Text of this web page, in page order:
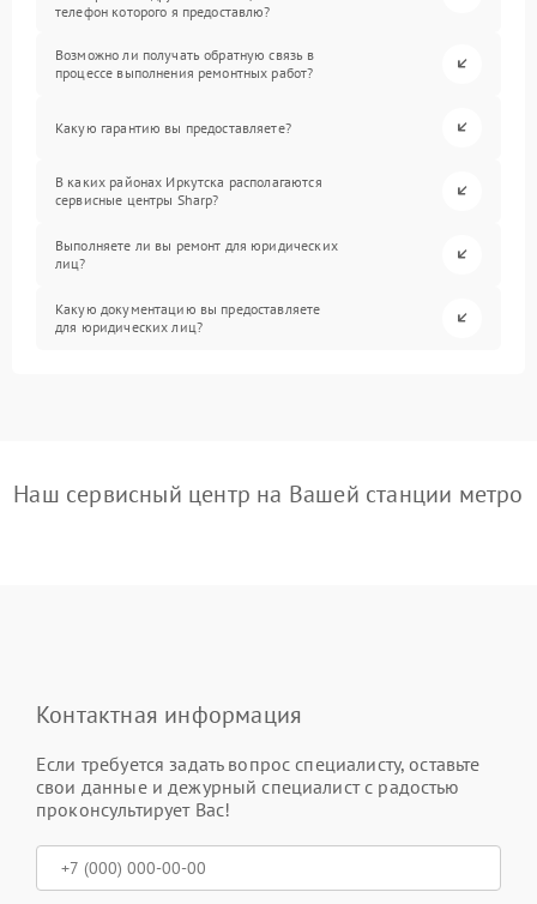
телефон которого я предоставлю?
Возможно ли получать обратную связь в
процессе выполнения ремонтных работ?
Какую гарантию вы предоставляете?
В каких районах Иркутска располагаются
сервисные центры Sharp?
Выполняете ли вы ремонт для юридических
лиц?
Какую документацию вы предоставляете
для юридических лиц?
Наш сервисный центр на Вашей станции метро
Контактная информация
Если требуется задать вопрос специалисту, оставьте
свои данные и дежурный специалист с радостью
проконсультирует Вас!